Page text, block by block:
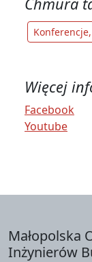
Więcej
Facebook
Youtube
Małopolska
Inżynierów